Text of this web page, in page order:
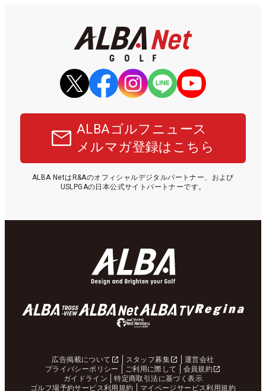
ALBAゴルフニュース
メルマガ登録はこちら
ALBA NetはR&Aのオフィシャルデジタルパートナー、および
USLPGAの日本公式サイトパートナーです。
広告掲載について スタッフ募集
運営会社
プライバシーポリシー
ご利用に際して
会員規約
ガイドライン
特定商取引法に基づく表示
ゴルフ場予約サービス利用規約
マイページサービス利用規約